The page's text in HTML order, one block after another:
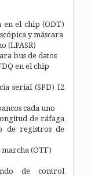
en el chip (ODT)
y máscara
(LPASR)
bus de datos
en el chip
serial (SPD) I2
cada uno
de ráfaga
de registros de
marcha (OTF)
de control